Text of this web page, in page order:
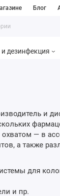
Блог
дезинфекция
и
— в
а также
для
и пр.